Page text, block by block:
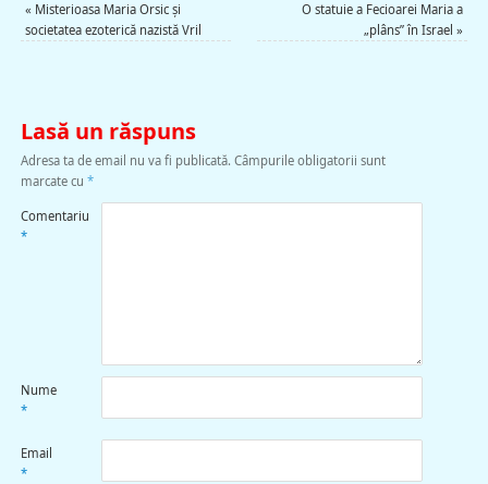
« Misterioasa Maria Orsic şi
societatea ezoterică nazistă Vril
O statuie a Fecioarei Maria a
„plâns” în Israel»
Lasă un răspuns
Adresa ta de email nu va fi publicată. Câmpurile obligatorii sunt
marcate cu *
Comentariu
*
Nume
*
Email
*